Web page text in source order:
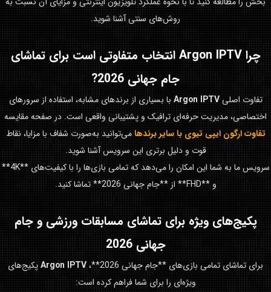
روش‌های سنتی آشنا شوید.
چراArgon IPTV انتخاب متفاوتی است برای تماشای
جام جهانی 2026
?
تفاوت اصلیArgon IPTV با بسیاری از برندهای مشابه، استفاده از سرورهای
اختصاصی، مدیریت حرفه‌ای ترافیک و پشتیبانی واقعی است. در صفحه مقایسه
تفاوت ارگون ایپی تیوی با سایر برندها می‌توانید به‌صورت شفاف با مزایا، نقاط
قوت و دلیل برتری این سرویس آشنا شوید.
سرویس ما به شما این امکان را می‌دهد که تمامی بازی‌ها را با کیفیت‌های **4K**
و **FHD** از **جام جهانی 2026** تماشا کنید.
پکیج‌های ویژه برای تماشای مسابقات ورزشی وجام
جهانی 2026
برای تماشای تمامی بازی‌های **جام جهانی 2026**، Argon IPTVپکیج‌های
ویژه‌ای را برای شما فراهم کرده است: